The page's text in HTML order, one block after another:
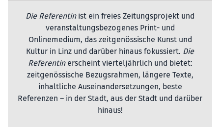
Die Referentinist ein freies Zeitungsprojekt und
veranstaltungsbezogenes Print- und
Onlinemedium, das zeitgenössische Kunst und
Kultur in Linz und darüber hinaus fokussiert. Die
Referentinerscheint vierteljährlich und bietet:
zeitgenössische Bezugsrahmen, längere Texte,
inhaltliche Auseinandersetzungen, beste
Referenzen – in der Stadt, aus der Stadt und darüber
hinaus!